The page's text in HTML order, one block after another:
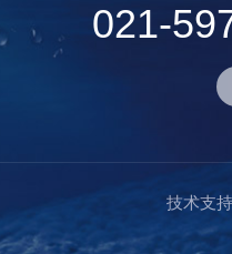
021-
技术支持